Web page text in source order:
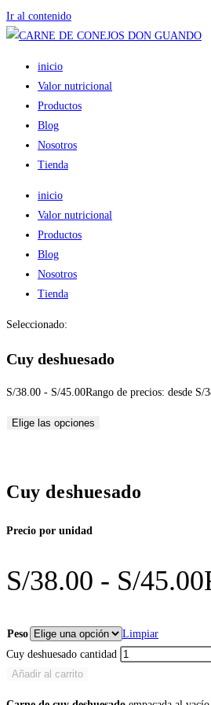
Ir al contenido
inicio
Valor nutricional
Productos
Blog
Nosotros
Tienda
inicio
Valor nutricional
Productos
Blog
Nosotros
Tienda
Seleccionado:
Cuy deshuesado
S/38.00 - S/45.00Rango de precios: desde S/
Elige las opciones
Cuy deshuesado
Precio por unidad
S/38.00 - S/45.00
Peso
Limpiar
Cuy deshuesado cantidad
Añadir al carrito